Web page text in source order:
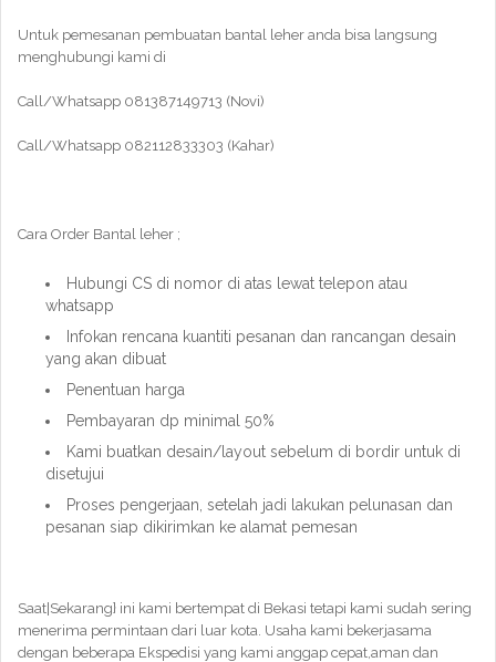
Untuk pemesanan pembuatan bantal leher anda bisa langsung
menghubungi kami di
Call/Whatsapp 081387149713 (Novi)
Call/Whatsapp 082112833303 (Kahar)
Cara Order Bantal leher ;
Hubungi CS di nomor di atas lewat telepon atau
whatsapp
Infokan rencana kuantiti pesanan dan rancangan desain
yang akan dibuat
Penentuan harga
Pembayaran dp minimal 50%
Kami buatkan desain/layout sebelum di bordir untuk di
disetujui
Proses pengerjaan, setelah jadi lakukan pelunasan dan
pesanan siap dikirimkan ke alamat pemesan
Saat|Sekarang} ini kami bertempat di Bekasi tetapi kami sudah sering
menerima permintaan dari luar kota. Usaha kami bekerjasama
dengan beberapa Ekspedisi yang kami anggap cepat,aman dan